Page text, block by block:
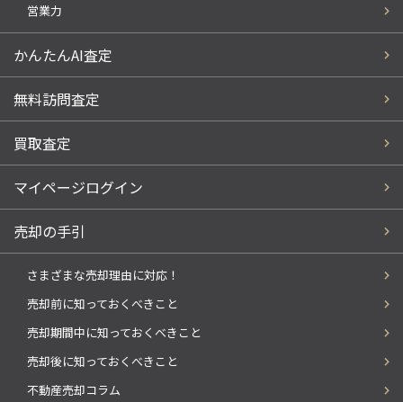
営業力
かんたんAI査定
無料訪問査定
買取査定
マイページログイン
売却の手引
さまざまな売却理由に対応！
売却前に知っておくべきこと
売却期間中に知っておくべきこと
売却後に知っておくべきこと
不動産売却コラム